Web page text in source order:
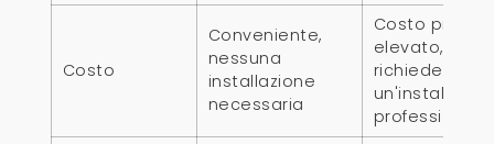
Costo
Conveniente,
nessuna
installazione
necessaria
Costo più
elevato,
richiede
professionale